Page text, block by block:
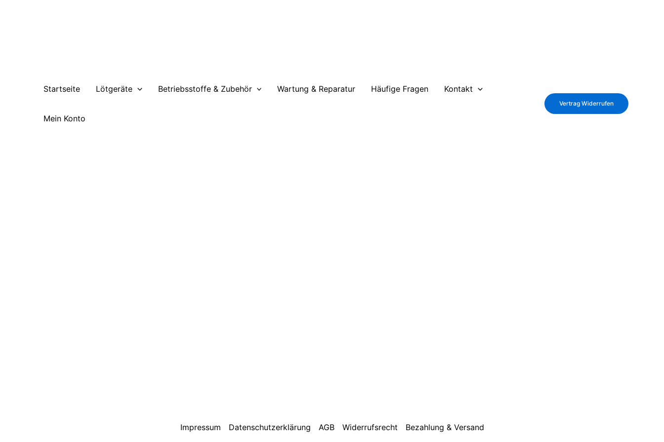
Startseite Lötgeräte Betriebsstoffe & Zubehör Wartung & Reparatur Häufige Fragen Kontakt
Mein Konto
Vertrag Widerrufen
Impressum Datenschutzerklärung AGB Widerrufsrecht Bezahlung & Versand